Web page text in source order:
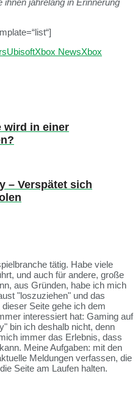
jahrelang in Erinnerung
UbisoftXbox NewsXbox
wird in einer
– Verspätet sich
tätig. Habe viele
und auch für andere, große
aus Gründen, habe ich mich
"loszuziehen" und das
Seite gehe ich dem
interessiert hat: Gaming auf
bin ich deshalb nicht, denn
immer das Erlebnis, dass
Meine Aufgaben: mit den
Meldungen verfassen, die
Seite am Laufen halten.